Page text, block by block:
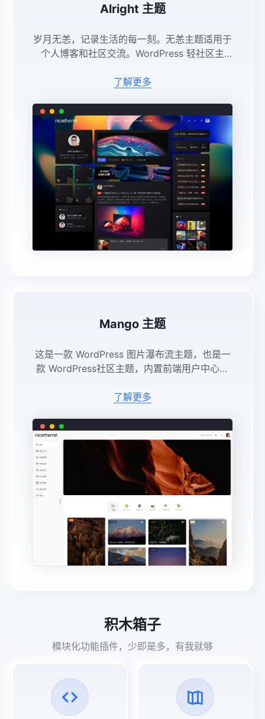
Alright 主题
岁月无恙，记录生活的每一刻。无恙主题适用于
个人博客和社区交流。WordPress 轻社区主
效、交互体验丰富，支持隐藏内容、文章内容引
了解更多
Mango 主题
这是一款 WordPress 图片瀑布流主题，也是一
款 WordPress社区主题，内置前端用户中心、
隐藏内容登录/评论/特定用户可见，新建相册、
了解更多
积木箱子
模块化功能插件，少即是多，有我就够